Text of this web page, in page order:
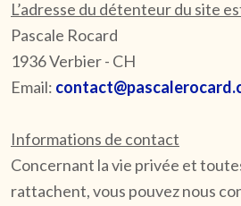
L’adresse du détenteur du site
Pascale Rocard
1936 Verbier - CH
Email:
Informations de contact
Concernant la vie privée et
rattachent, vous pouvez nous